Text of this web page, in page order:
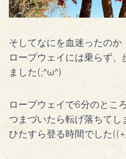
そしてなにを血迷ったのか
ロープウェイには乗らず
ました(;^ω^)
ロープウェイで6分のとこ
つまづいたら転げ落ちて
ひたすら登る時間でした